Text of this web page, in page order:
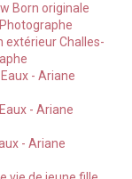
Born originale
extérieur Challes-
- Ariane
- Ariane
- Ariane